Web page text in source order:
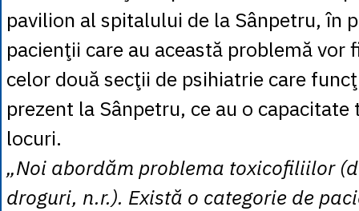
pavilion al spitalului de la Sânpetru, în
pacienţii care au această problemă vor
celor două secţii de psihiatrie care
prezent la Sânpetru, ce au o
locuri.
„Noi abordăm problema toxicofiliilor
droguri, n.r.). Există o categorie de